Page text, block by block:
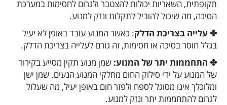
תקופתית, השאריות יכולות להצטבר ולגרום לחסימות במערכת
הסיכה, מה שיכול להוביל לתקלות ונזק למנוע.
✤ עלייה בצריכת הדלק: כאשר המנוע עובד באופן לא יעיל
בגלל חוסר בסיכה או חסימות, זה גורם לעלייה בצריכת הדלק.
✤ התחממות יתר של המנוע: שמן מנוע תקין מסייע בקירור
של המנוע על ידי סילוק החום מחלקי המנוע הנעים. שמן ישן
ומלוכלך אינו מסוגל לספח ולפזר חום באופן יעיל, מה שעלול
לגרום להתחממות יתר ונזק למנוע.